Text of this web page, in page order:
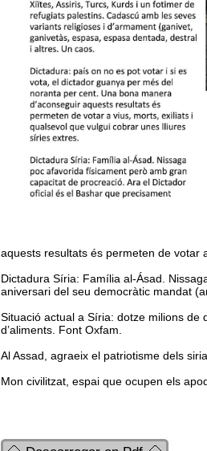
aquests resultats és permeten de votar
Dictadura Síria: Família al-Ásad.
aniversari del seu democràtic mandat
Situació actual a Síria: dotze milions
d’aliments. Font Oxfam.
Al Assad, agraeix el patriotisme dels
Mon civilitzat, espai que ocupen els